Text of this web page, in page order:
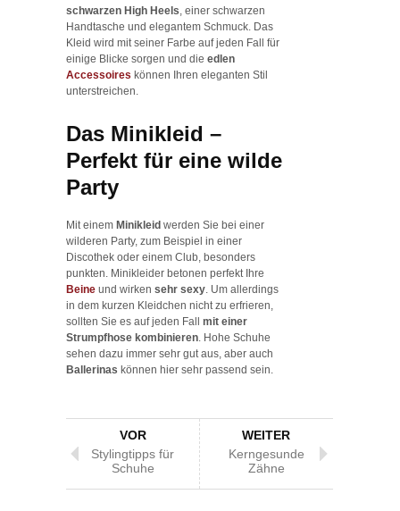
schwarzen High Heels , einer schwarzen
Handtasche und elegantem Schmuck. Das
Kleid wird mit seiner Farbe auf jeden Fall für
einige Blicke sorgen und die edlen
Accessoires können Ihren eleganten Stil
unterstreichen.
Das Minikleid –
Perfekt für eine wilde
Party
Mit einem Minikleid werden Sie bei einer
wilderen Party, zum Beispiel in einer
Discothek oder einem Club, besonders
punkten. Minikleider betonen perfekt Ihre
Beine und wirken sehr sexy . Um allerdings
in dem kurzen Kleidchen nicht zu erfrieren,
sollten Sie es auf jeden Fall mit einer
Strumpfhose kombinieren . Hohe Schuhe
sehen dazu immer sehr gut aus, aber auch
Ballerinas können hier sehr passend sein.
VOR
Stylingtipps für
Schuhe
WEITER
Kerngesunde
Zähne